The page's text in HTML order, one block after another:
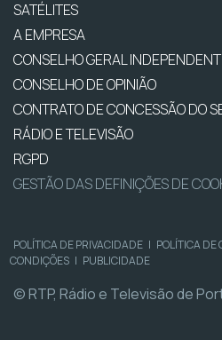
SATÉLITES
A EMPRESA
CONSELHO GERAL
CONSELHO DE OPINIÃO
CONTRATO DE CONCESSÃO DO
RÁDIO E TELEVISÃO
RGPD
GESTÃO DAS DEFINIÇÕES DE
POLÍTICA DE PRIVACIDADE | POLÍTICA DE
CONDIÇÕES | PUBLICIDADE
© RTP, Rádio e Televisão de